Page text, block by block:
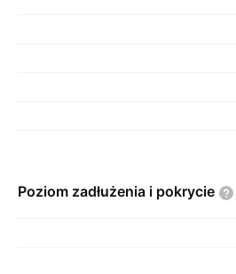
Poziom zadłużenia i pokrycie